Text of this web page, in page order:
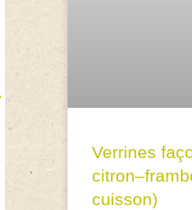
Verrines
cuisson)